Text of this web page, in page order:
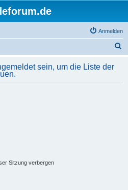
Anmelden
h
sein, um die Liste der
Sitzung verbergen